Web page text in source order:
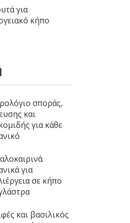
για
κήπο
σποράς,
και
για κάθε
για
σε κήπο
και βασιλικός